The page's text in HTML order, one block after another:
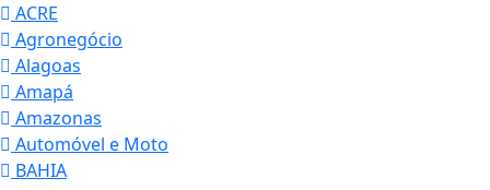
ACRE
Agronegócio
Alagoas
Amapá
Amazonas
Automóvel e Moto
BAHIA